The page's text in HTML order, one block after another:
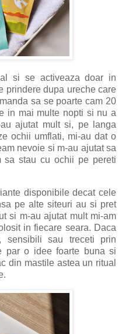
si se activeaza doar in
prindere dupa ureche care
sa se poarte cam 20
in mai multe nopti si nu a
ajutat mult si, pe langa
ochii umflati, mi-au dat o
nevoie si m-au ajutat sa
sa stau cu ochii pe pereti
disponibile decat cele
pe alte siteuri au si pret
si m-au ajutat mult mi-am
in fiecare seara. Daca
sensibili sau treceti prin
par o idee foarte buna si
din mastile astea un ritual